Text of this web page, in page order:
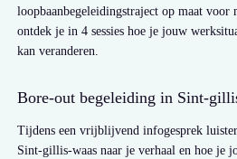
loopbaanbegeleidingstraject op maat voor
ontdek je in 4 sessies hoe je jouw
kan veranderen.
Bore-out begeleiding in Sint-
Tijdens een vrijblijvend infogesprek
Sint-gillis-waas naar je verhaal en hoe je